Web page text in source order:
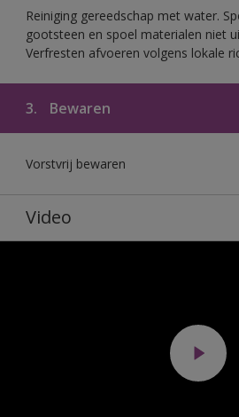
Reiniging gereedschap met water.
gootsteen en spoel materialen niet
Verfresten afvoeren volgens lokale
3. Bewaren
Vorstvrij bewaren
Video